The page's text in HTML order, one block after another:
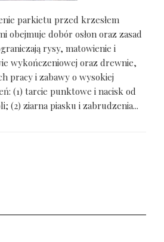
parkietu przed krzesłem
obejmuje dobór osłon oraz zasad
rysy, matowienie i
wykończeniowej oraz drewnie,
pracy i zabawy o wysokiej
(1) tarcie punktowe i nacisk od
(2) ziarna piasku i zabrudzenia...